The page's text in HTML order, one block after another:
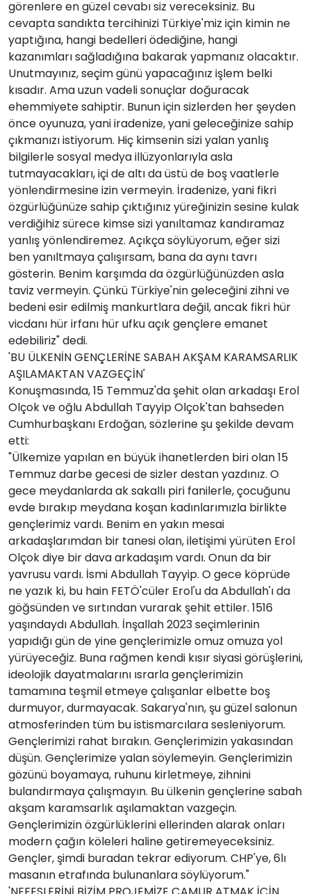
görenlere en güzel cevabı siz vereceksiniz. Bu
cevapta sandıkta tercihinizi Türkiye'miz için kimin ne
yaptığına, hangi bedelleri ödediğine, hangi
kazanımları sağladığına bakarak yapmanız olacaktır.
Unutmayınız, seçim günü yapacağınız işlem belki
kısadır. Ama uzun vadeli sonuçlar doğuracak
ehemmiyete sahiptir. Bunun için sizlerden her şeyden
önce oyunuza, yani iradenize, yani geleceğinize sahip
çıkmanızı istiyorum. Hiç kimsenin sizi yalan yanlış
bilgilerle sosyal medya illüzyonlarıyla asla
tutmayacakları, içi de altı da üstü de boş vaatlerle
yönlendirmesine izin vermeyin. İradenize, yani fikri
özgürlüğünüze sahip çıktığınız yüreğinizin sesine kulak
verdiğihiz sürece kimse sizi yanıltamaz kandıramaz
yanlış yönlendiremez. Açıkça söylüyorum, eğer sizi
ben yanıltmaya çalışırsam, bana da aynı tavrı
gösterin. Benim karşımda da özgürlüğünüzden asla
taviz vermeyin. Çünkü Türkiye'nin geleceğini zihni ve
bedeni esir edilmiş mankurtlara değil, ancak fikri hür
vicdanı hür irfanı hür ufku açık gençlere emanet
edebiliriz" dedi.
'BU ÜLKENİN GENÇLERİNE SABAH AKŞAM KARAMSARLIK
AŞILAMAKTAN VAZGEÇİN'
Konuşmasında, 15 Temmuz'da şehit olan arkadaşı Erol
Olçok ve oğlu Abdullah Tayyip Olçok'tan bahseden
Cumhurbaşkanı Erdoğan, sözlerine şu şekilde devam
etti:
"Ülkemize yapılan en büyük ihanetlerden biri olan 15
Temmuz darbe gecesi de sizler destan yazdınız. O
gece meydanlarda ak sakallı piri fanilerle, çocuğunu
evde bırakıp meydana koşan kadınlarımızla birlikte
gençlerimiz vardı. Benim en yakın mesai
arkadaşlarımdan bir tanesi olan, iletişimi yürüten Erol
Olçok diye bir dava arkadaşım vardı. Onun da bir
yavrusu vardı. İsmi Abdullah Tayyip. O gece köprüde
ne yazık ki, bu hain FETÖ'cüler Erol'u da Abdullah'ı da
göğsünden ve sırtından vurarak şehit ettiler. 1516
yaşındaydı Abdullah. İnşallah 2023 seçimlerinin
yapıdığı gün de yine gençlerimizle omuz omuza yol
yürüyeceğiz. Buna rağmen kendi kısır siyasi görüşlerini,
ideolojik dayatmalarını ısrarla gençlerimizin
tamamına teşmil etmeye çalışanlar elbette boş
durmuyor, durmayacak. Sakarya'nın, şu güzel salonun
atmosferinden tüm bu istismarcılara sesleniyorum.
Gençlerimizi rahat bırakın. Gençlerimizin yakasından
düşün. Gençlerimize yalan söylemeyin. Gençlerimizin
gözünü boyamaya, ruhunu kirletmeye, zihnini
bulandırmaya çalışmayın. Bu ülkenin gençlerine sabah
akşam karamsarlık aşılamaktan vazgeçin.
Gençlerimizin özgürlüklerini ellerinden alarak onları
modern çağın köleleri haline getiremeyeceksiniz.
Gençler, şimdi buradan tekrar ediyorum. CHP'ye, 6lı
masanın etrafında bulunanlara söylüyorum."